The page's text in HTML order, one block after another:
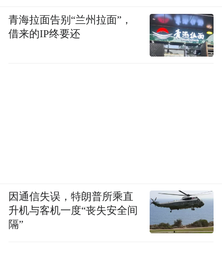
青海拉面告别“兰州拉面”，
借来的IP终要还
因通信失误，特朗普所乘直
升机与客机一度“丧失安全间
隔”